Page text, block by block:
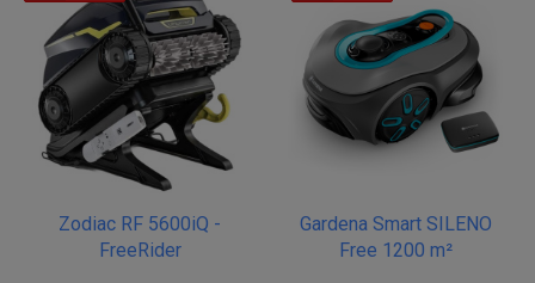
Zodiac RF 5600iQ -
FreeRider
Gardena Smart SILENO
Free 1200 m²